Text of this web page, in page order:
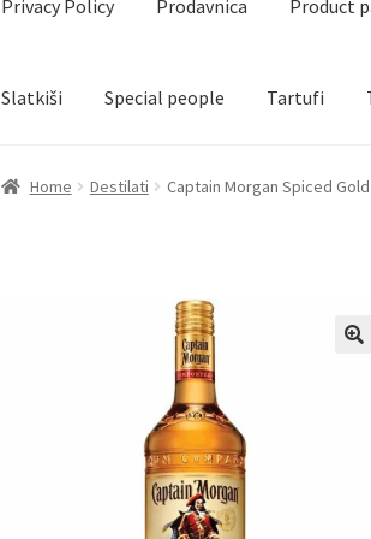
Privacy Policy Prodavnica Product
Slatkiši Special people Tartufi
Home Akcija za dan zaljubljenih Baloni Blog
NewsletterPartners
ProdavnicaProduct page
Terms ConditionsUredjenje doma
Home Destilati Captain Morgan Spiced